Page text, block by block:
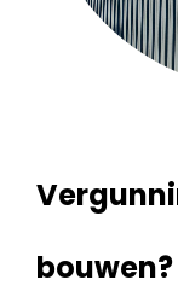
bouwen?